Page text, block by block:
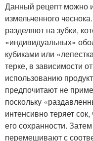
Данный рецепт можно
измельченного
разделяют на зубки,
«индивидуальных»
кубиками или
терке, в зависимости
использованию
предпочитают не
поскольку
интенсивно теряет
его сохранности.
перемешивают с